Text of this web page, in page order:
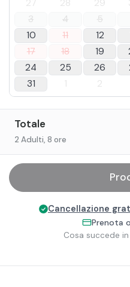
27 28 29
3
4 5
10
11 12
17
18 19
24
25 26
31
1 2
Totale
2 Adulti, 8 ore
Cancellazione
Prenota
Cosa succede